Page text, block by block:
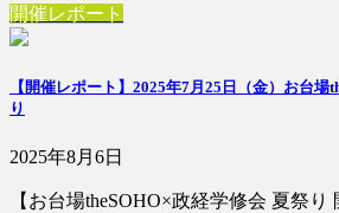
開催レポート
【開催レポート】2025年7月25日（金）お台場
り
2025年8月6日
【お台場theSOHO×政経学修会 夏祭